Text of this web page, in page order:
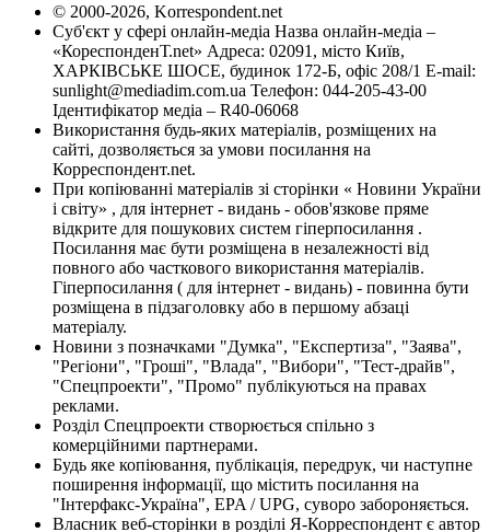
© 2000-2026, Korrespondent.net
Суб'єкт у сфері онлайн-медіа Назва онлайн-медіа –
«КореспонденТ.net» Адреса: 02091, місто Київ,
ХАРКІВСЬКЕ ШОСЕ, будинок 172-Б, офіс 208/1 E-mail:
sunlight@mediadim.com.ua Телефон: 044-205-43-00
Ідентифікатор медіа – R40-06068
Використання будь-яких матеріалів, розміщених на
сайті, дозволяється за умови посилання на
Корреспондент.net.
При копіюванні матеріалів зі сторінки « Новини України
і світу» , для інтернет - видань - обов'язкове пряме
відкрите для пошукових систем гіперпосилання .
Посилання має бути розміщена в незалежності від
повного або часткового використання матеріалів.
Гіперпосилання ( для інтернет - видань) - повинна бути
розміщена в підзаголовку або в першому абзаці
матеріалу.
Новини з позначками "Думка", "Експертиза", "Заява",
"Регіони", "Гроші", "Влада", "Вибори", "Тест-драйв",
"Спецпроекти", "Промо" публікуються на правах
реклами.
Розділ Спецпроекти створюється спільно з
комерційними партнерами.
Будь яке копіювання, публікація, передрук, чи наступне
поширення інформації, що містить посилання на
"Інтерфакс-Україна", EPA / UPG, суворо забороняється.
Власник веб-сторінки в розділі Я-Корреспондент є автор